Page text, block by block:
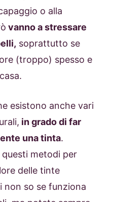
o alla
vanno a stressare
soprattutto se
(troppo) spesso e
esistono anche vari
in grado di far
una tinta.
metodi per
delle tinte
non so se funziona